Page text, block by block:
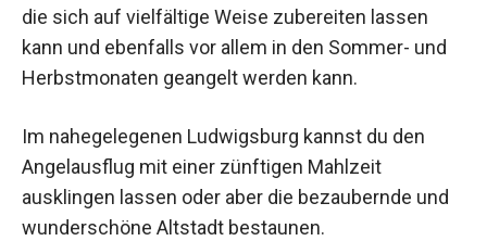
die sich auf vielfältige Weise zubereiten lassen
kann und ebenfalls vor allem in den Sommer- und
Herbstmonaten geangelt werden kann.
Im nahegelegenen Ludwigsburg kannst du den
Angelausflug mit einer zünftigen Mahlzeit
ausklingen lassen oder aber die bezaubernde und
wunderschöne Altstadt bestaunen.